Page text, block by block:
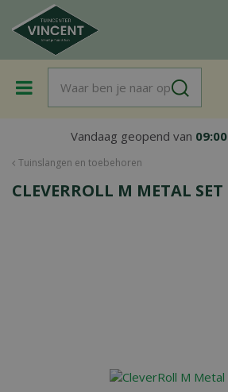
a
Tuinslangen en toebehoren
Vandaag geopend van 09:00
CLEVERROLL M METAL SET